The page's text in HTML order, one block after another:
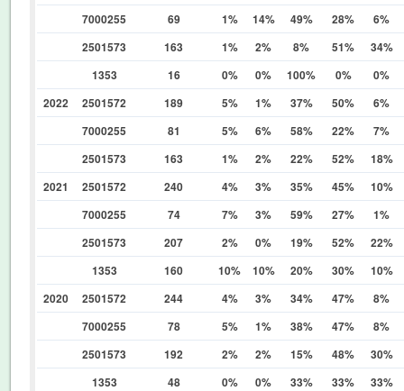
7000255
69 1% 14% 49% 28%
6%
2501573
163 1% 2% 8% 51%
34%
1353
16 0% 0% 100% 0%
0%
2022
2501572 189 5% 1% 37% 50%
6%
7000255
81 5% 6% 58% 22%
7%
2501573
163 1% 2% 22% 52%
18%
2021
2501572 240 4% 3% 35% 45%
10%
7000255
74 7% 3% 59% 27%
1%
2501573
207 2% 0% 19% 52%
22%
1353
160 10% 10% 20% 30%
10%
2020
2501572 244 4% 3% 34% 47%
8%
7000255
78 5% 1% 38% 47%
8%
2501573
192 2% 2% 15% 48%
30%
1353
48 0% 0% 33% 33%
33%